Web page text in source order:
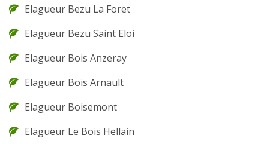
Elagueur Bezu La Foret
Elagueur Bezu Saint Eloi
Elagueur Bois Anzeray
Elagueur Bois Arnault
Elagueur Boisemont
Elagueur Le Bois Hellain